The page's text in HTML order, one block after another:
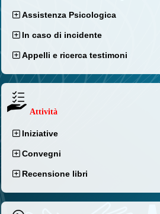
Assistenza Psicologica
In caso di incidente
Appelli e ricerca testimoni
Attività
Iniziative
Convegni
Recensione libri